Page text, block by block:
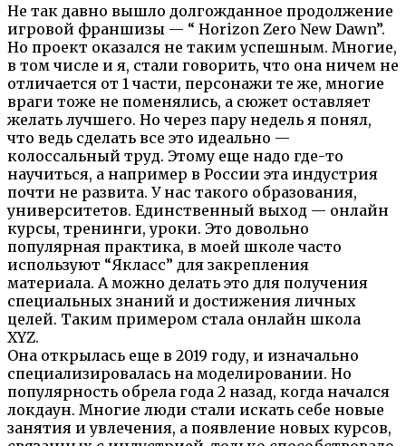
Не так давно вышло долгожданное продолжение
игровой франшизы — “ Horizon Zero New Dawn”.
Но проект оказался не таким успешным. Многие,
в том числе и я, стали говорить, что она ничем не
отличается от 1 части, персонажи те же, многие
враги тоже не поменялись, а сюжет оставляет
желать лучшего. Но через пару недель я понял,
что ведь сделать все это идеально —
колоссальный труд. Этому еще надо где-то
научиться, а например в России эта индустрия
почти не развита. У нас такого образования,
университетов. Единственный выход — онлайн
курсы, тренинги, уроки. Это довольно
популярная практика, в моей школе часто
используют “Якласс” для закрепления
материала. А можно делать это для получения
специальных знаний и достижения личных
целей. Таким примером стала онлайн школа
XYZ.
Она открылась еще в 2019 году, и изначально
специализировалась на моделировании. Но
популярность обрела года 2 назад, когда начался
локдаун. Многие люди стали искать себе новые
занятия и увлечения, а появление новых курсов,